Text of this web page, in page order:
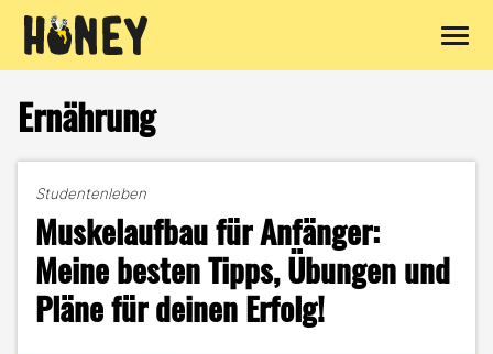
Inhalt
springen
Ernährung
Studentenleben
Muskelaufbau für Anfänger:
Meine besten Tipps, Übungen und
Pläne für deinen Erfolg!